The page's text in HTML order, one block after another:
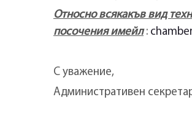
Относновсякакъв вид
посочения имейл:
С уважение,
Административен